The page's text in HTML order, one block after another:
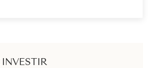
INVESTIR